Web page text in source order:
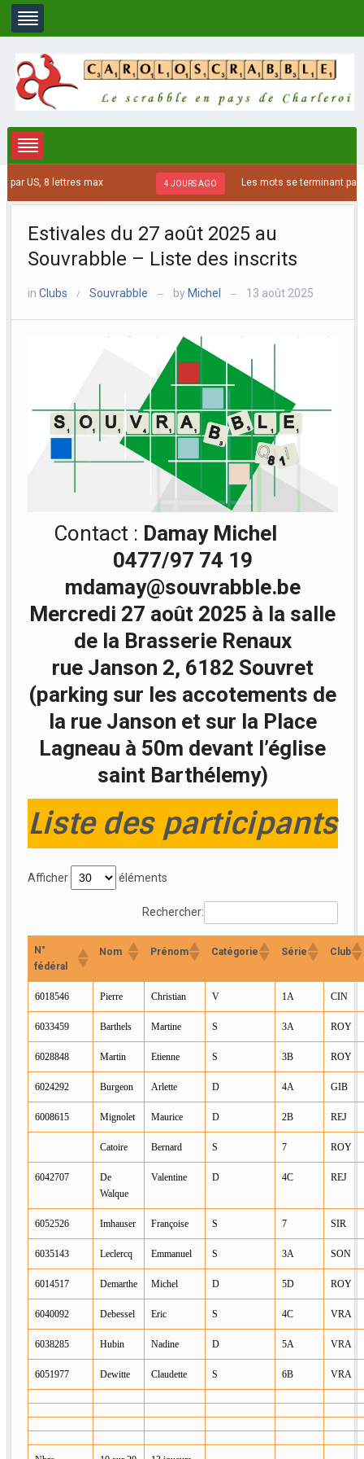
US, 8 lettres max 4 JOURS AGO Les mots se terminant par
Estivales du 27 août 2025 au
Souvrabble – Liste des inscrits
inClubs / Souvrabble — by Michel — 13 août 2025
Contact : Damay Michel
0477/97 74 19
mdamay@souvrabble.be
Mercredi 27 août 2025 à la salle
de la Brasserie Renaux
rue Janson 2, 6182 Souvret
(parking sur les accotements de
la rue Janson et sur la Place
Lagneau à 50m devant l’église
saint Barthélemy)
Liste des participants
Afficher éléments
Rechercher:
N°
fédéral
Nom Prénom Catégorie Série Club
6018546 Pierre Christian V 1A CIN
6033459 Barthels Martine S 3A ROY
6028848 Martin Etienne S 3B ROY
6024292 Burgeon Arlette D 4A GIB
6008615 Mignolet Maurice D 2B REJ
Catoire Bernard S 7 ROY
6042707
De
Walque
Valentine D 4C REJ
6052526 Imhauser Françoise S 7 SIR
6035143 Leclercq Emmanuel S 3A SON
6014517 Demarthe Michel D 5D ROY
6040092 Debessel Eric S 4C VRA
6038285 Hubin Nadine D 5A VRA
6051977 Dewitte Claudette S 6B VRA